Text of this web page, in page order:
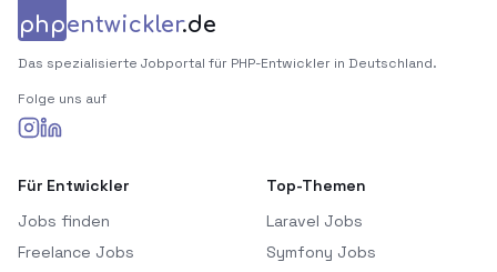
phpentwickler.de
Das spezialisierte Jobportal für PHP-Entwickler in Deutschland.
Folge uns auf
Für Entwickler
Jobs finden
Freelance Jobs
Top-Themen
Laravel Jobs
Symfony Jobs